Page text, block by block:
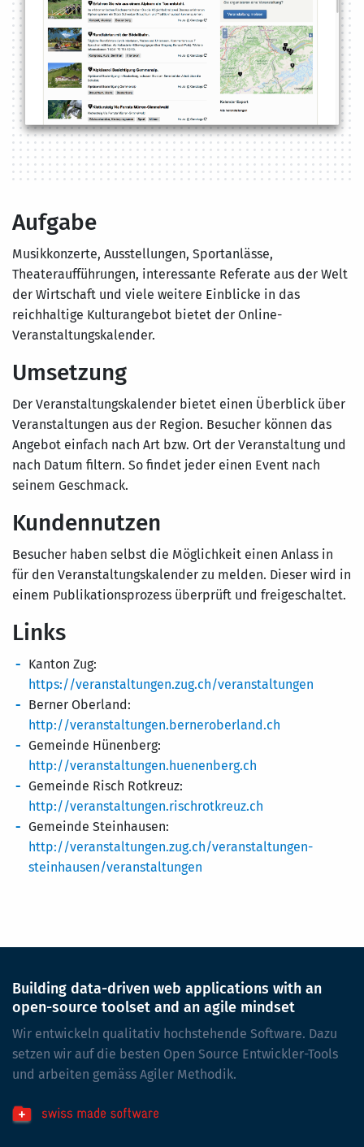
Aufgabe
Musikkonzerte, Ausstellungen, Sportanlässe,
Theateraufführungen, interessante Referate aus der Welt
der Wirtschaft und viele weitere Einblicke in das
reichhaltige Kulturangebot bietet der Online-
Veranstaltungskalender.
Umsetzung
Der Veranstaltungskalender bietet einen Überblick über
Veranstaltungen aus der Region. Besucher können das
Angebot einfach nach Art bzw. Ort der Veranstaltung und
nach Datum filtern. So findet jeder einen Event nach
seinem Geschmack.
Kundennutzen
Besucher haben selbst die Möglichkeit einen Anlass in
für den Veranstaltungskalender zu melden. Dieser wird in
einem Publikationsprozess überprüft und freigeschaltet.
Links
Kanton Zug:
https://veranstaltungen.zug.ch/veranstaltungen
Berner Oberland:
http://veranstaltungen.berneroberland.ch
Gemeinde Hünenberg:
http://veranstaltungen.huenenberg.ch
Gemeinde Risch Rotkreuz:
http://veranstaltungen.rischrotkreuz.ch
Gemeinde Steinhausen:
http://veranstaltungen.zug.ch/veranstaltungen-
steinhausen/veranstaltungen
Building data-driven web applications with an
open-source toolset and an agile mindset
Wir entwickeln qualitativ hochstehende Software. Dazu
setzen wir auf die besten Open Source Entwickler-Tools
und arbeiten gemäss Agiler Methodik.